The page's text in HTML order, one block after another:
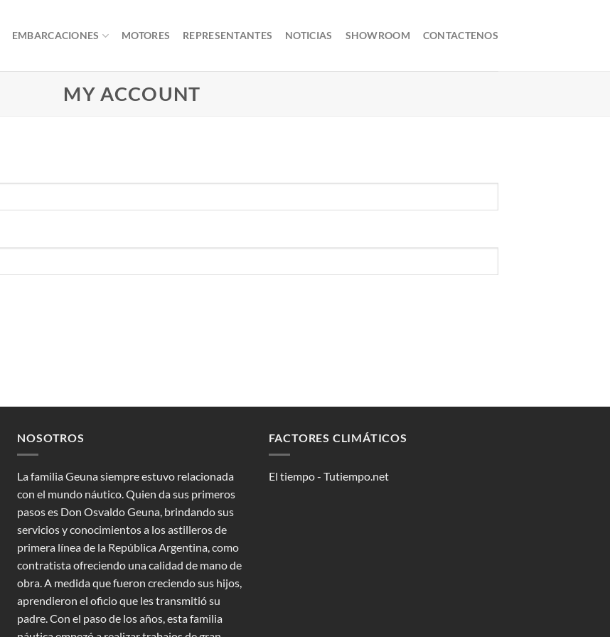
EMBARCACIONES MOTORES REPRESENTANTES NOTICIAS SHOWROOM CONTACTENOS
MY ACCOUNT
NOSOTROS
La familia Geuna siempre estuvo relacionada
con el mundo náutico. Quien da sus primeros
pasos es Don Osvaldo Geuna, brindando sus
servicios y conocimientos a los astilleros de
primera línea de la República Argentina, como
contratista ofreciendo una calidad de mano de
obra. A medida que fueron creciendo sus hijos,
aprendieron el oficio que les transmitió su
padre. Con el paso de los años, esta familia
FACTORES CLIMÁTICOS
El tiempo - Tutiempo.net